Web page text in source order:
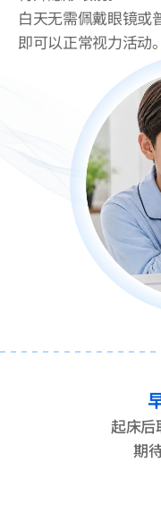
白天无需佩戴眼镜或
即可以正常视力活动。
定
镜